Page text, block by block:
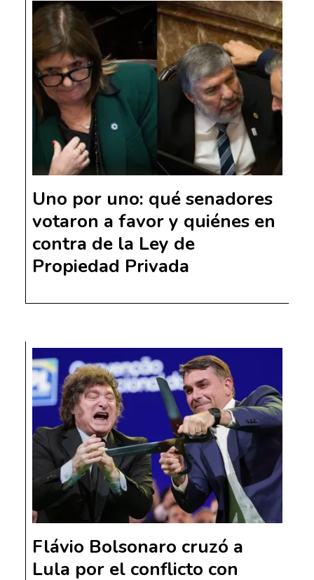
Uno por uno: qué senadores
votaron a favor y quiénes en
contra de la Ley de
Propiedad Privada
Flávio Bolsonaro cruzó a
Lula por el conflicto con